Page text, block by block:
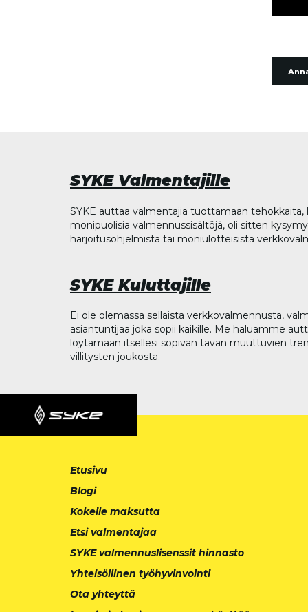
SYKE Valmentajille
SYKE auttaa valmentajia tuottamaan tehokkaita,
monipuolisia valmennussisältöjä, oli sitten
harjoitusohjelmista tai moniulotteisista
SYKE Kuluttajille
Ei ole olemassa sellaista verkkovalmennusta,
asiantuntijaa joka sopii kaikille. Me haluamme
löytämään itsellesi sopivan tavan muuttuvien
villitysten joukosta.
Etusivu
Blogi
Kokeile maksutta
Etsi valmentajaa
SYKE valmennuslisenssit hinnasto
Yhteisöllinen työhyvinvointi
Ota yhteyttä